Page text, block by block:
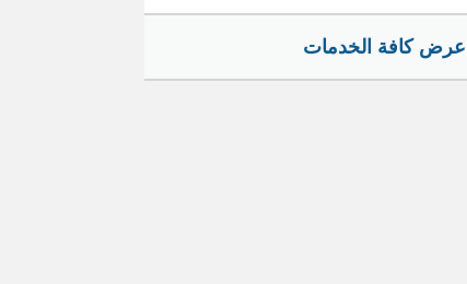
عرض كافة الخدمات